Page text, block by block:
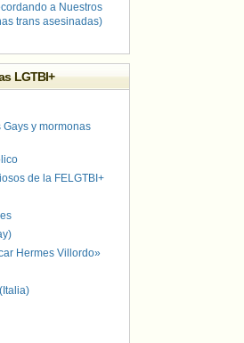
a Nuestros
trans asesinadas)
LGTBI+
y mormonas
de la FELGTBI+
Hermes Villordo»